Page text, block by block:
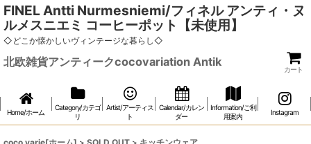
FINEL Antti Nurmesniemi/フィネル アンティ・ヌ
ルメスニエミ コーヒーポット【未使用】
◇どこか懐かしいヴィンテージな暮らし◇
北欧雑貨アンティークcocovariation Antik
カート
Home/ホーム
Category/カテゴ
リ
Artist/アーティス
ト
Calendar/カレン
ダー
Information/ご利
用案内
Instagram